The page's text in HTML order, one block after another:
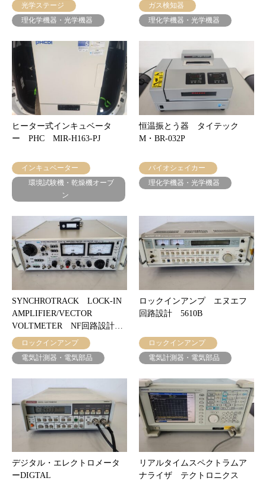
光学ステージ
理化学機器・光学機器
ガス検知器
理化学機器・光学機器
ヒーター式インキュベータ
ー PHC MIR-H163-PJ
インキュベーター
環境試験機・乾燥機オーブ
ン
恒温振とう器 タイテック
M・BR-032P
バイオシェイカー
理化学機器・光学機器
SYNCHROTRACK LOCK-IN
AMPLIFIER/VECTOR
VOLTMETER NF回路設計…
ロックインアンプ
電気計測器・電気部品
ロックインアンプ エヌエフ
回路設計 5610B
ロックインアンプ
電気計測器・電気部品
デジタル・エレクトロメータ
ーDIGTAL
リアルタイムスペクトラムア
ナライザ テクトロニクス